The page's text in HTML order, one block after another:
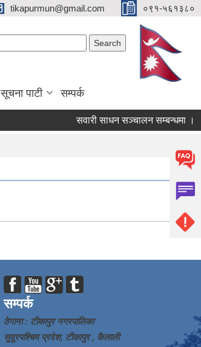
tikapurmun@gmail.com ०९१-५६१३८०
सूचना पाटी सम्पर्क
सवारी साधन सञ्चालन सम्बन्धमा ।
सम्पर्क
ठेगाना : टीकापुर नगरपालिका
सुदूरपश्चिम प्रदेश, टीकापुर , कैलाली